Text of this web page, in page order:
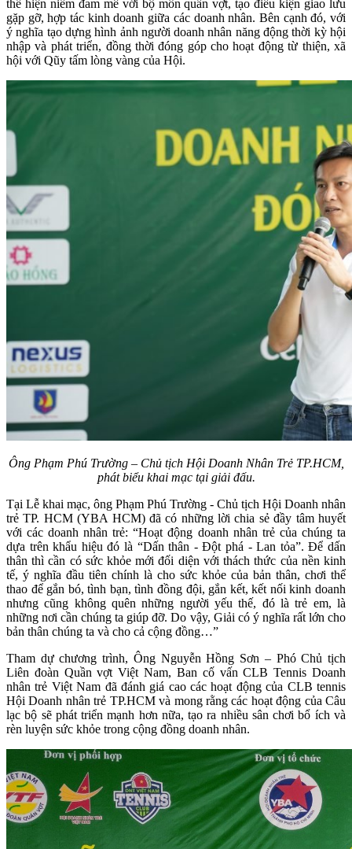
thể hiện niềm đam mê với bộ môn quần vợt, tạo điều kiện giao lưu
gặp gỡ, hợp tác kinh doanh giữa các doanh nhân. Bên cạnh đó, với
ý nghĩa tạo dựng hình ảnh người doanh nhân năng động thời kỳ hội
nhập và phát triển, đồng thời đóng góp cho hoạt động từ thiện, xã
hội với Qũy tấm lòng vàng của Hội.
Ông Phạm Phú Trường – Chủ tịch Hội Doanh Nhân Trẻ TP.HCM,
phát biểu khai mạc tại giải đấu.
Tại Lễ khai mạc, ông Phạm Phú Trường - Chủ tịch Hội Doanh nhân
trẻ TP. HCM (YBA HCM) đã có những lời chia sẻ đầy tâm huyết
với các doanh nhân trẻ: “Hoạt động doanh nhân trẻ của chúng ta
dựa trên khẩu hiệu đó là “Dấn thân - Đột phá - Lan tỏa”. Để dấn
thân thì cần có sức khỏe mới đối diện với thách thức của nền kinh
tế, ý nghĩa đầu tiên chính là cho sức khỏe của bản thân, chơi thể
thao để gắn bó, tình bạn, tình đồng đội, gắn kết, kết nối kinh doanh
nhưng cũng không quên những người yếu thế, đó là trẻ em, là
những nơi cần chúng ta giúp đỡ. Do vậy, Giải có ý nghĩa rất lớn cho
bản thân chúng ta và cho cả cộng đồng…”
Tham dự chương trình, Ông Nguyễn Hồng Sơn – Phó Chủ tịch
Liên đoàn Quần vợt Việt Nam, Ban cố vấn CLB Tennis Doanh
nhân trẻ Việt Nam đã đánh giá cao các hoạt động của CLB tennis
Hội Doanh nhân trẻ TP.HCM và mong rằng các hoạt động của Câu
lạc bộ sẽ phát triển mạnh hơn nữa, tạo ra nhiều sân chơi bổ ích và
rèn luyện sức khỏe trong cộng đồng doanh nhân.